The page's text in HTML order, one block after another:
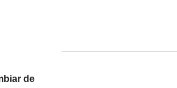
de